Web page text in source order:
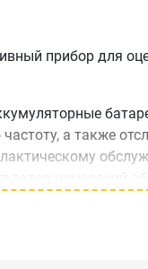
прибор для
а также
измерений